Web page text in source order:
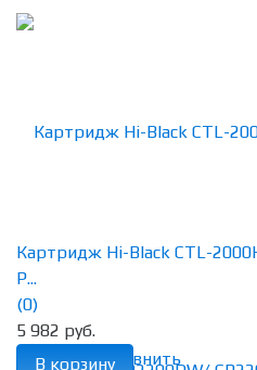
избранное сравнить
Картридж Hi-Black CTL-
P...
(0)
5 982 руб.
В корзину